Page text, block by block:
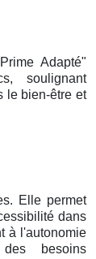
Adapté"
soulignant
le bien-être et
Elle permet
dans
à l'autonomie
besoins